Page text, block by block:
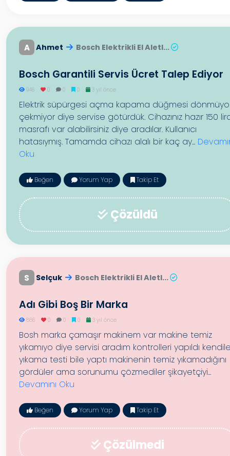
A Ahmet Bosch Elektrikli El Aletl...
Bosch Garantili Servis Ücret Talep Ediyor
946 0 0 0 3 yıl önce
Elektrik süpürgesi açma kapama düğmesi
çekmiyor diye servise götürdük. Cihazınız hazır 150
masrafı var alabilirsiniz diye aradılar. Kullanıcı
hatasıymış. Tamamda cihazı alalı bir kaç ay...
Oku
Beğen Yorum Yap Takip Et
Çözüldü
S Selçuk Bosch Elektrikli El Aletl...
Adı Gibi Boş Bir Marka
886 0 0 0 3 yıl önce
Bosh marka çamaşır makinem var makine temiz
yıkamıyo diye servisi aradım kontrolleri yapıldı
yıkama testi bile yaptı makinenin temiz yıkamadığını
gördüler ama sorunumu çözmediler şikayetçiyi...
Devamını Oku
Beğen Yorum Yap Takip Et
Çözülmedi